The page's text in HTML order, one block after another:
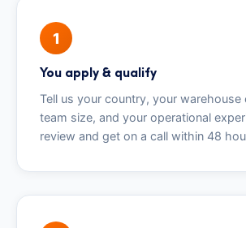
1
You apply & qualify
Tell us your country, your warehouse
team size, and your operational
review and get on a call within 48